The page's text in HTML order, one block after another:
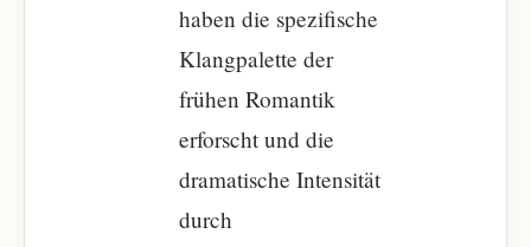
haben die spezifische
Klangpalette der
frühen Romantik
erforscht und die
dramatische Intensität
durch